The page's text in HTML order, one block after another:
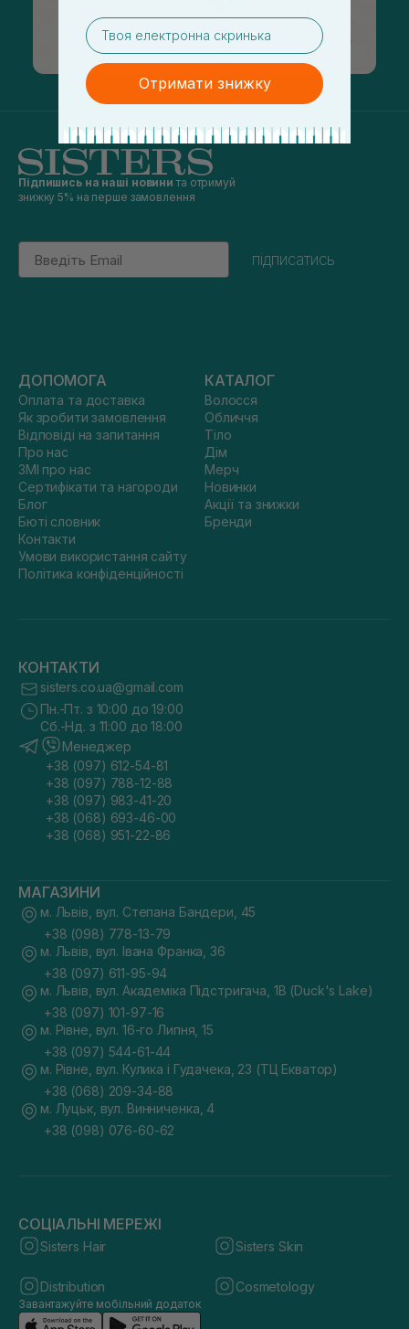
Підпишись на наші новини та отримуй
знижку 5% на перше замовлення
Email
підписатись
ДОПОМОГА
Оплата та доставка
Як зробити замовлення
Відповіді на запитання
Про нас
ЗМІ про нас
Сертифікати та нагороди
Блог
Бюті словник
Контакти
Умови використання сайту
Політика конфіденційності
КАТАЛОГ
Волосся
Обличчя
Тіло
Дім
Мерч
Новинки
Акції та знижки
Бренди
КОНТАКТИ
sisters.co.ua@gmail.com
Пн.-Пт. з 10:00 до 19:00
Сб.-Нд. з 11:00 до 18:00
Менеджер
+38 (097) 612-54-81
+38 (097) 788-12-88
+38 (097) 983-41-20
+38 (068) 693-46-00
+38 (068) 951-22-86
МАГАЗИНИ
м. Львів, вул. Степана Бандери, 45
+38 (098) 778-13-79
м. Львів, вул. Івана Франка, 36
+38 (097) 611-95-94
м. Львів, вул. Академіка Підстригача, 1В (Duck's Lake)
+38 (097) 101-97-16
м. Рівне, вул. 16-го Липня, 15
+38 (097) 544-61-44
м. Рівне, вул. Кулика і Гудачека, 23 (ТЦ Екватор)
+38 (068) 209-34-88
м. Луцьк, вул. Винниченка, 4
+38 (098) 076-60-62
СОЦІАЛЬНІ МЕРЕЖІ
Sisters Hair Sisters Skin
Distribution Cosmetology
Завантажуйте мобільний додаток
email
Отримати знижку